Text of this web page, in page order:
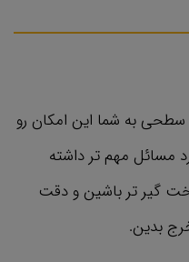
به شما این امکان رو
مسائل مهم تر داشته
گیر تر باشین و دقت
بدین.